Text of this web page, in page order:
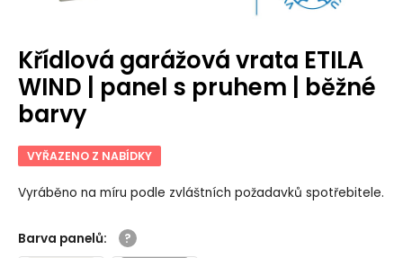
Křídlová garážová vrata ETILA
WIND | panel s pruhem | běžné
barvy
VYŘAZENO Z NABÍDKY
Vyráběno na míru podle zvláštních požadavků spotřebitele.
Barva panelů: